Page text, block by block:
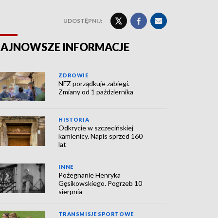
UDOSTĘPNIJ:
INFORMACJE
ZDROWIE
NFZ porządkuje zabiegi.
Zmiany od 1 października
HISTORIA
Odkrycie w szczecińskiej
kamienicy. Napis sprzed 160
lat
INNE
Pożegnanie Henryka
Gęsikowskiego. Pogrzeb 10
sierpnia
TRANSMISJE SPORTOWE